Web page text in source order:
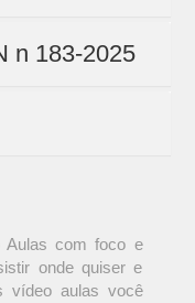
n 183-2025
Aulas com foco e
onde quiser e
vídeo aulas você